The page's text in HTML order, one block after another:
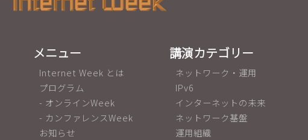
メニュー
Internet Week とは
プログラム
- オンラインWeek
- カンファレンスWeek
お知らせ
講演カテゴリー
ネットワーク・運用
IPv6
インターネットの未来
ネットワーク基盤
運用組織